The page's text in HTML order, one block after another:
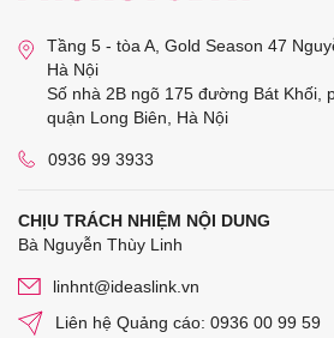
Tầng 5 - tòa A, Gold Season 47
Hà Nội
Số nhà 2B ngõ 175 đường Bát Khối,
quận Long Biên, Hà Nội
0936 99 3933
CHỊU TRÁCH NHIỆM NỘI DUNG
Bà Nguyễn Thùy Linh
linhnt@ideaslink.vn
Liên hệ Quảng cáo: 0936 00 99 59